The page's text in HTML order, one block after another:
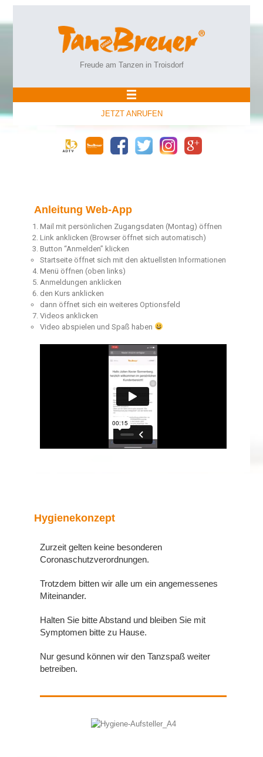
Freude am Tanzen in Troisdorf
JETZT ANRUFEN
Anleitung Web-App
Mail mit persönlichen Zugangsdaten (Montag) öffnen
Link anklicken (Browser öffnet sich automatisch)
Button “Anmelden” klicken
Startseite öffnet sich mit den aktuellsten Informationen
Menü öffnen (oben links)
Anmeldungen anklicken
den Kurs anklicken
dann öffnet sich ein weiteres Optionsfeld
Videos anklicken
Video abspielen und Spaß haben
Hygienekonzept
Zurzeit gelten keine besonderen
Coronaschutzverordnungen.
Trotzdem bitten wir alle um ein angemessenes
Miteinander.
Halten Sie bitte Abstand und bleiben Sie mit
Symptomen bitte zu Hause.
Nur gesund können wir den Tanzspaß weiter
betreiben.